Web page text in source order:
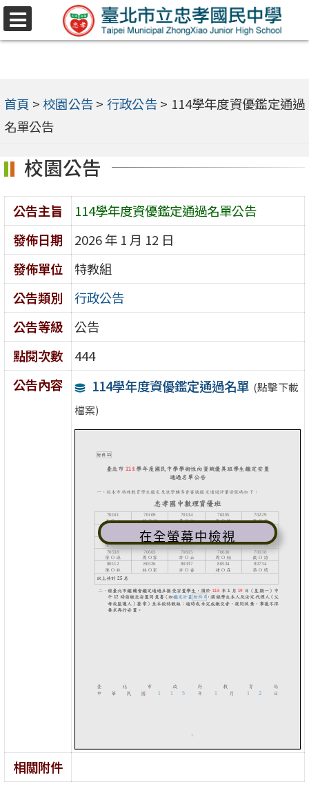
跳
至
內
容
選
首頁 > 校園公告> 行政公告> 114學年度資優鑑定通過
名單公告
校園公告
公告主旨
114學年度資優鑑定通過名單公告
發佈日期
2026 年 1 月 12 日
發佈單位
特教組
公告類別
行政公告
公告等級
公告
點閱次數
444
公告內容
114學年度資優鑑定通過名單 (點擊下載
檔案)
在全螢幕中檢視
相關附件